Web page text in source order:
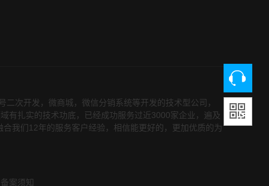
次开发，微商城，微信分销系统等开发的技术型公司，
有扎实的技术功底，已经成功服务过近3000家企业，遍及
我们12年的服务客户经验，相信能更好的，更加优质的为
备案须知